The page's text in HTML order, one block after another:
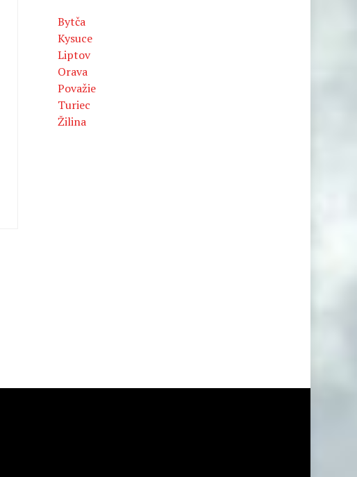
Bytča
Kysuce
Liptov
Orava
Považie
Turiec
Žilina